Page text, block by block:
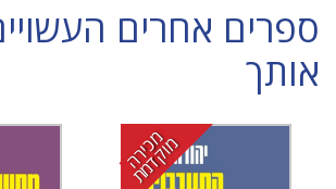
ספרים אחרים
אותך
מ
כ
י
ר
ה
מ
ו
ק
ד
מ
ת